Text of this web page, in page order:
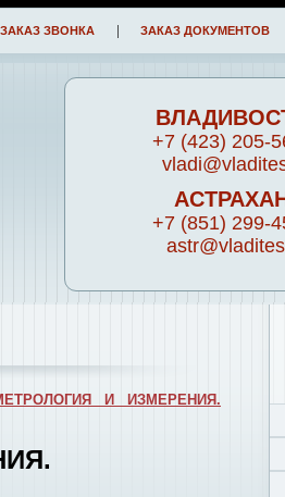
ЗАКАЗ ЗВОНКА ЗАКАЗ ДОКУМЕНТОВ
+7 (423) 205-
+7 (851) 299-
И ИЗМЕРЕНИЯ.